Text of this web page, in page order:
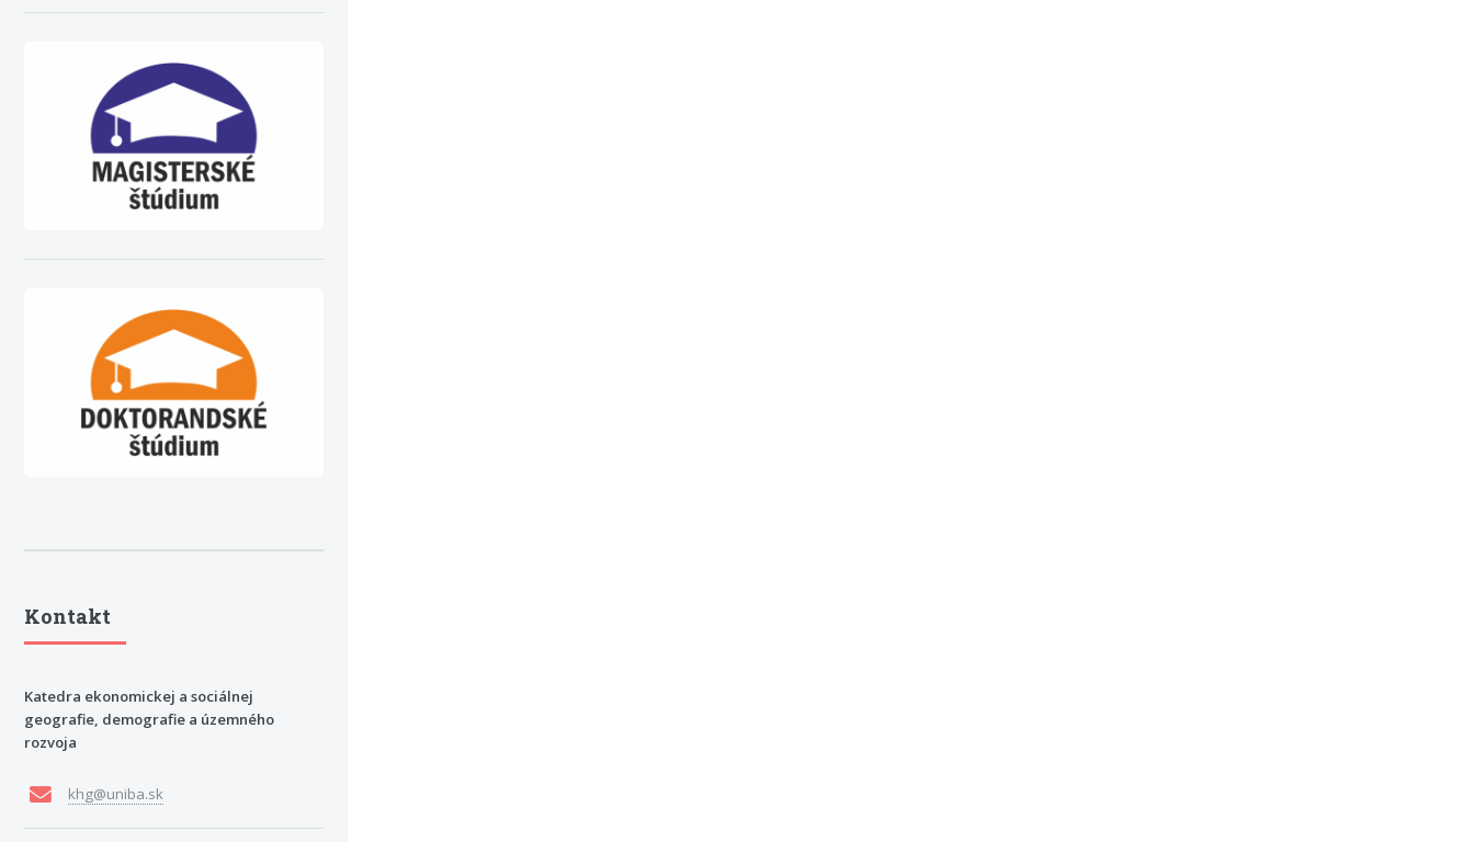
Kontakt
Katedra ekonomickej a sociálnej
geografie, demografie a územného
rozvoja
khg@uniba.sk